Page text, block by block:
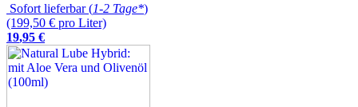
Sofort lieferbar (1-2 Tage*)
(199,50 € pro Liter)
19,95 €